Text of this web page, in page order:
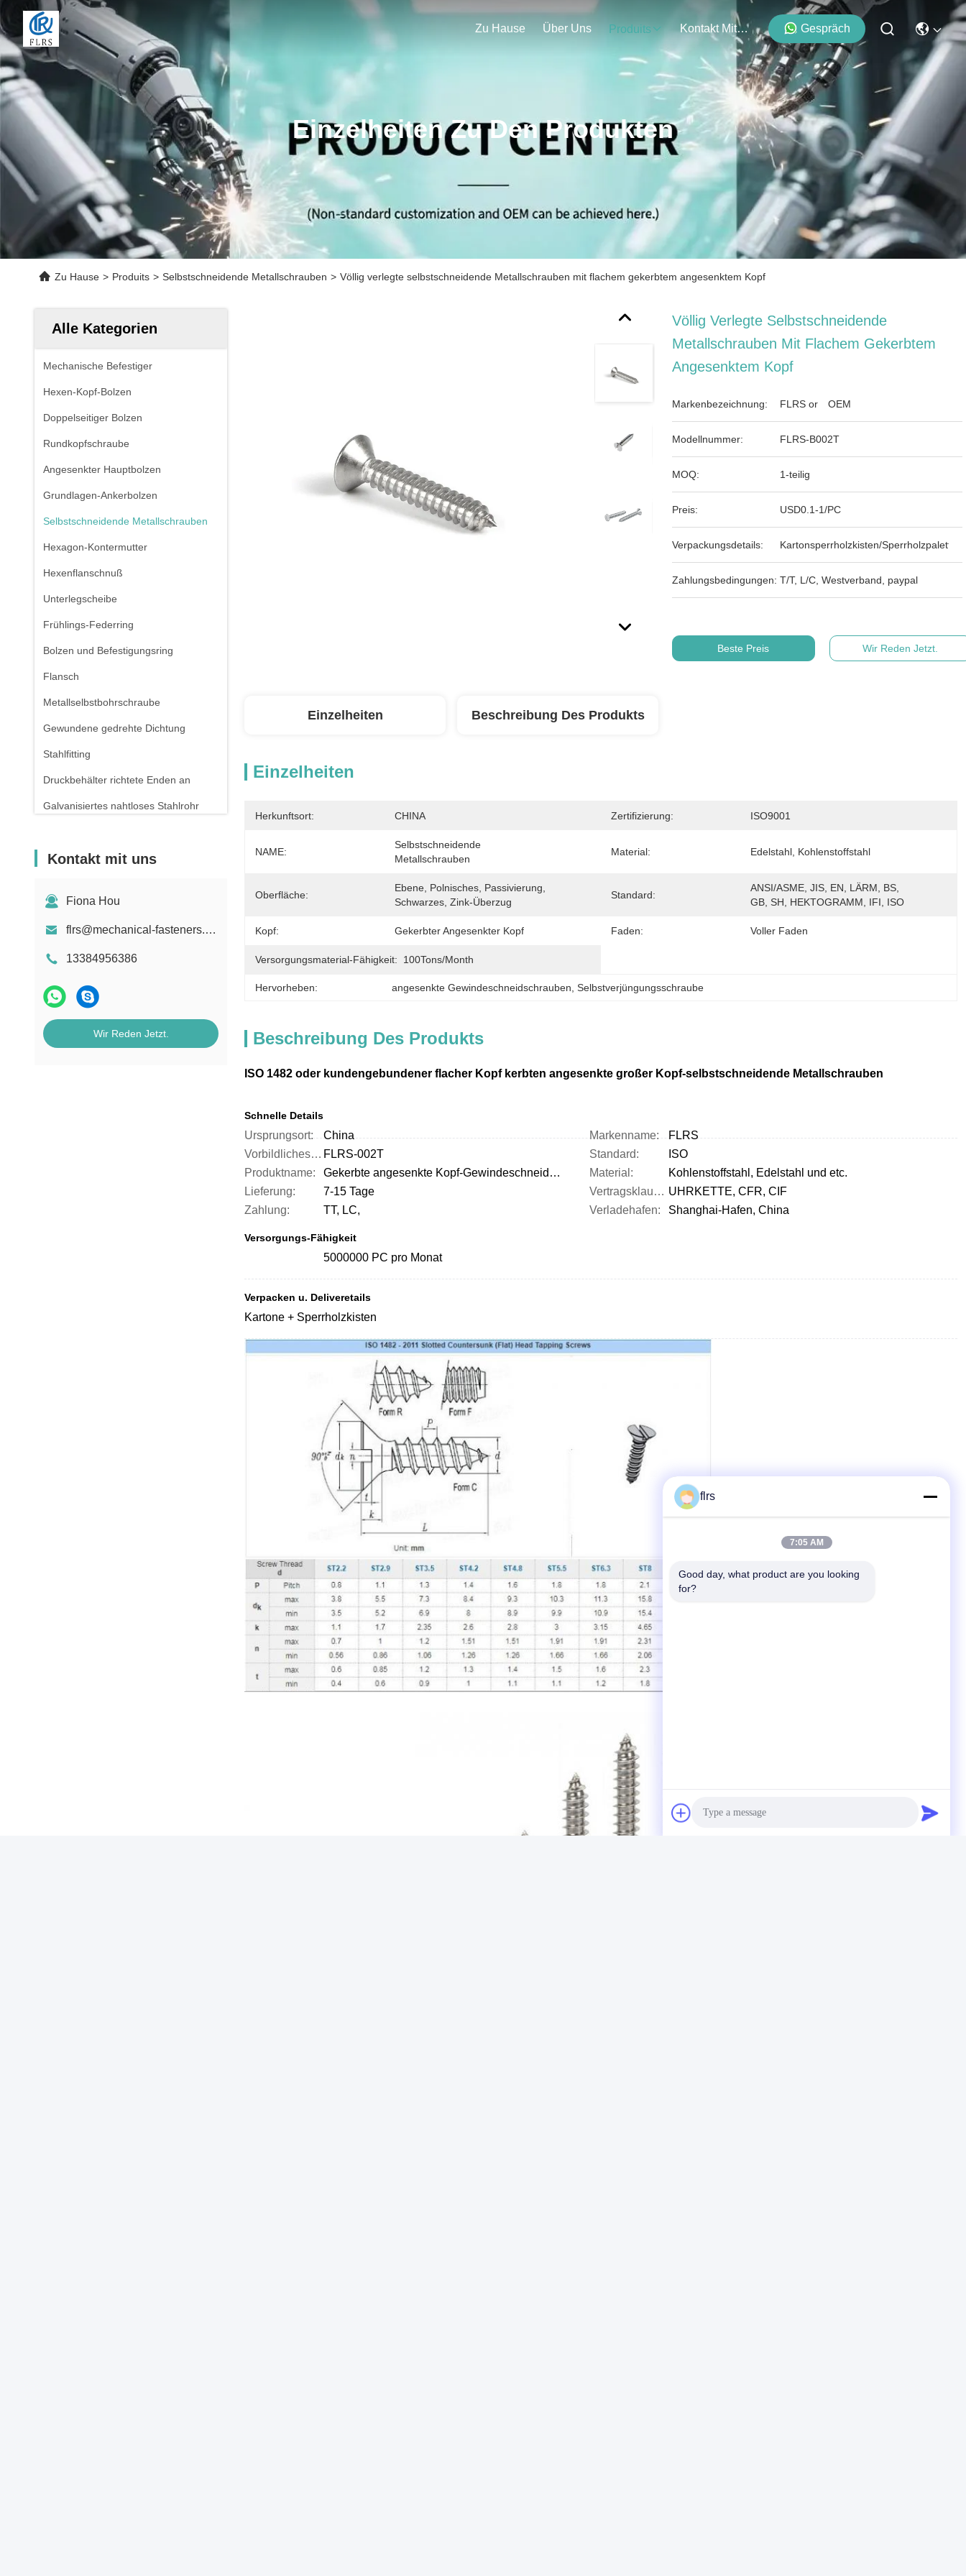
Zu Hause Über Uns Produits Kontakt Mit Uns Gespräch
Einzelheiten Zu Den Produkten
Zu Hause > Produits > Selbstschneidende Metallschrauben > Völlig verlegte selbstschneidende Metallschrauben mit flachem gekerbtem angesenktem Kopf
Alle Kategorien
Mechanische Befestiger
Hexen-Kopf-Bolzen
Doppelseitiger Bolzen
Rundkopfschraube
Angesenkter Hauptbolzen
Grundlagen-Ankerbolzen
Selbstschneidende Metallschrauben
Hexagon-Kontermutter
Hexenflanschnuß
Unterlegscheibe
Frühlings-Federring
Bolzen und Befestigungsring
Flansch
Metallselbstbohrschraube
Gewundene gedrehte Dichtung
Stahlfitting
Druckbehälter richtete Enden an
Galvanisiertes nahtloses Stahlrohr
Druckfeder
Kontakt mit uns
Fiona Hou
flrs@mechanical-fasteners.com
13384956386
Wir Reden Jetzt.
Völlig Verlegte Selbstschneidende
Metallschrauben Mit Flachem Gekerbtem
Angesenktem Kopf
Markenbezeichnung: FLRS or OEM
Modellnummer: FLRS-B002T
MOQ: 1-teilig
Preis: USD0.1-1/PC
Verpackungsdetails: Kartonsperrholzkisten/Sperrholzpaletten
Zahlungsbedingungen: T/T, L/C, Westverband, paypal
Beste Preis Wir Reden Jetzt.
Einzelheiten Beschreibung Des Produkts
Einzelheiten
Herkunftsort: CHINA Zertifizierung: ISO9001
NAME:
Selbstschneidende
Metallschrauben
Material: Edelstahl, Kohlenstoffstahl
Oberfläche:
Ebene, Polnisches, Passivierung,
Schwarzes, Zink-Überzug
Standard:
ANSI/ASME, JIS, EN, LÄRM, BS,
GB, SH, HEKTOGRAMM, IFI, ISO
Kopf: Gekerbter Angesenkter Kopf Faden: Voller Faden
Versorgungsmaterial-Fähigkeit: 100Tons/Month
Hervorheben: angesenkte Gewindeschneidschrauben Selbstverjüngungsschraube
Beschreibung Des Produkts
ISO 1482 oder kundengebundener flacher Kopf kerbten angesenkte großer Kopf-selbstschneidende Metallschrauben
Schnelle Details
Ursprungsort: China Markenname:
FLRS
Vorbildliches Number: FLRS-002T Standard:
ISO
Produktname:
Gekerbte angesenkte Kopf-Gewindeschneidschraube Material:
Kohlenstoffstahl, Edelstahl und etc.
Lieferung:
7-15 Tage Vertragsklausel: UHRKETTE, CFR, CIF
Zahlung:
TT, LC, Verladehafen: Shanghai-Hafen, China
Versorgungs-Fähigkeit
5000000 PC pro Monat
Verpacken u. Deliveretails
Kartone + Sperrholzkisten
flrs
7:05 AM
Good day, what product are you looking
for?